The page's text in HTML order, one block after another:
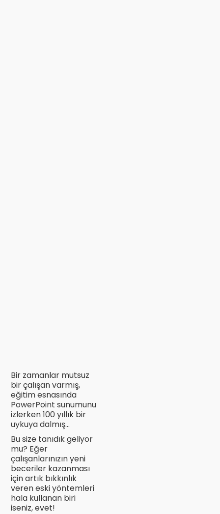
Bir zamanlar mutsuz
bir çalışan varmış,
eğitim esnasında
PowerPoint sunumunu
izlerken 100 yıllık bir
uykuya dalmış...
Bu size tanıdık geliyor
mu? Eğer
çalışanlarınızın yeni
beceriler kazanması
için artık bıkkınlık
veren eski yöntemleri
hala kullanan biri
iseniz, evet!